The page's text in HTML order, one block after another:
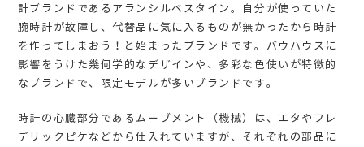
計ブランドであるアランシルベスタイン。自分が使っていた
腕時計が故障し、代替品に気に入るものが無かったから時計
を作ってしまおう！と始まったブランドです。バウハウスに
影響をうけた幾何学的なデザインや、多彩な色使いが特徴的
なブランドで、限定モデルが多いブランドです。
時計の心臓部分であるムーブメント（機械）は、エタやフレ
デリックピケなどから仕入れていますが、それぞれの部品に